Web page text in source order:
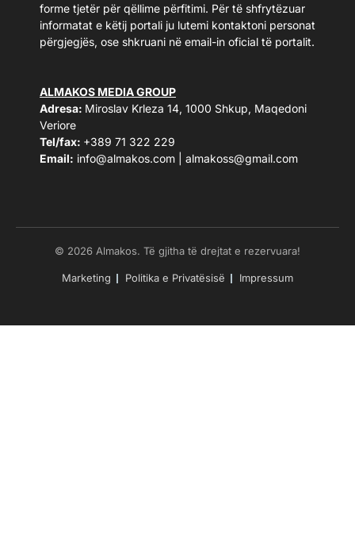
forme tjetër për qëllime përfitimi. Për të shfrytëzuar
informatat e këtij portali ju lutemi kontaktoni personat
përgjegjës, ose shkruani në email-in oficial të portalit.
ALMAKOS MEDIA GROUP
Adresa: Miroslav Krleza 14, 1000 Shkup, Maqedoni
Veriore
Tel/fax: +389 71 322 229
Email: info@almakos.com almakoss@gmail.com
© 2026 Almakos. Të gjitha të drejtat e rezervuara!
Marketing Politika e Privatësisë Impressum